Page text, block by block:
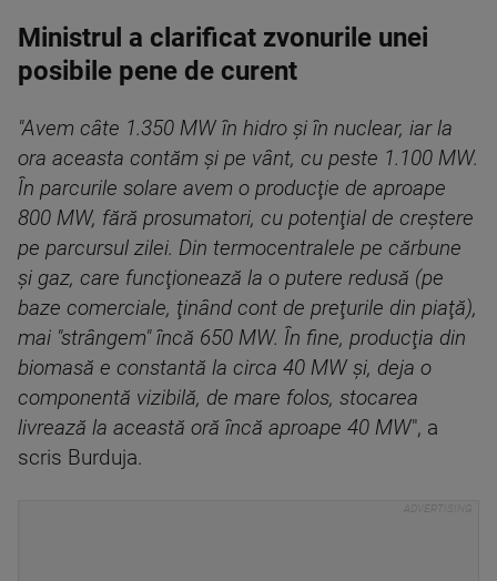
Ministrul a clarificat zvonurile unei
posibile pene de curent
"Avem câte 1.350 MW în hidro şi în nuclear, iar la
ora aceasta contăm şi pe vânt, cu peste 1.100 MW.
În parcurile solare avem o producţie de aproape
800 MW, fără prosumatori, cu potenţial de creştere
pe parcursul zilei. Din termocentralele pe cărbune
şi gaz, care funcţionează la o putere redusă (pe
baze comerciale, ţinând cont de preţurile din piaţă),
mai "strângem" încă 650 MW. În fine, producţia din
biomasă e constantă la circa 40 MW şi, deja o
componentă vizibilă, de mare folos, stocarea
livrează la această oră încă aproape 40 MW", a
scris Burduja.